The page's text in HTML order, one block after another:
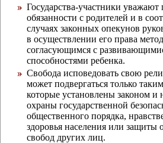
Государства-участники уважают
обязанности с родителей и в
случаях законных опекунов
в осуществлении его права
согласующимся с
способностями ребенка.
Свобода исповедовать свою
может подвергаться только
которые установлены законом и
охраны государственной
общественного порядка,
здоровья населения или защиты
свобод других лиц.